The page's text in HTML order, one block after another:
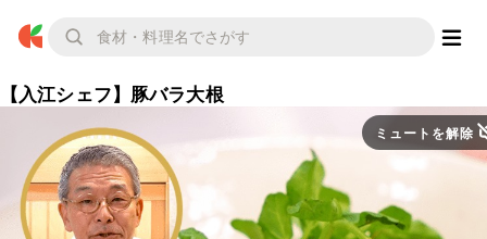
【入江シェフ】豚バラ大根
ミュートを解除